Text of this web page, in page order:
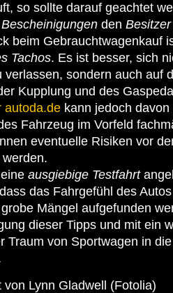
so sollte darauf geachtet
Bescheinigungen den
beim Gebrauchtwagenkauf
Tachos. Es ist besser, sich
verlassen, sondern auch auf
Kupplung und des
autoda.de kann jedoch
Fahrzeug im Vorfeld
eventuelle Risiken vor
ausgiebige Testfahrt
das Fahrgefühl des
Mängel aufgefunden
dieser Tipps und mit ein
Traum von Sportwagen in
Lynn Gladwell (Fotolia)